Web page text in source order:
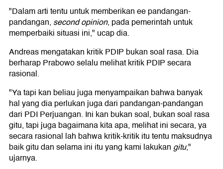
"Dalam arti tentu untuk memberikan ee pandangan-
pandangan, second opinion, pada pemerintah untuk
memperbaiki situasi ini," ucap dia.
Andreas mengatakan kritik PDIP bukan soal rasa. Dia
berharap Prabowo selalu melihat kritik PDIP secara
rasional.
"Ya tapi kan beliau juga menyampaikan bahwa banyak
hal yang dia perlukan juga dari pandangan-pandangan
dari PDI Perjuangan. Ini kan bukan soal, bukan soal rasa
gitu, tapi juga bagaimana kita apa, melihat ini secara, ya
secara rasional lah bahwa kritik-kritik itu tentu maksudnya
baik gitu dan selama ini itu yang kami lakukangitu,"
ujarnya.